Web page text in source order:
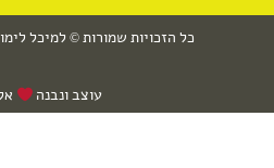
כל הזכויות שמורות© למיכל לימון
עוצב ונבנה